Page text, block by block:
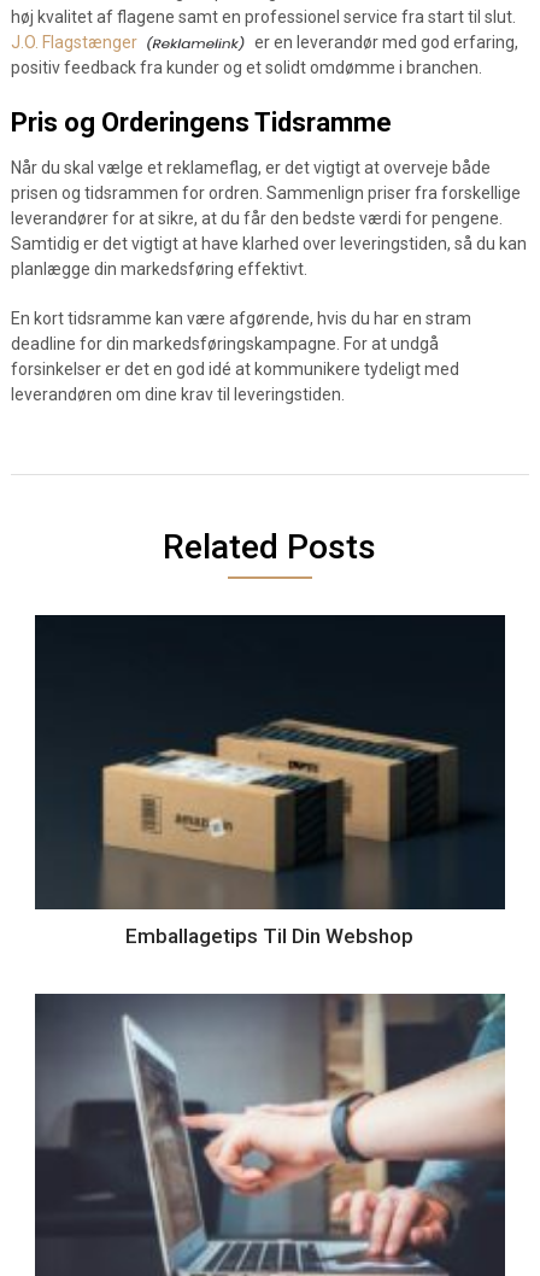
høj kvalitet af flagene samt en professionel service fra start til slut.
J.O. Flagstænger
er en leverandør med god erfaring,
positiv feedback fra kunder og et solidt omdømme i branchen.
Pris og Orderingens Tidsramme
Når du skal vælge et reklameflag, er det vigtigt at overveje både
prisen og tidsrammen for ordren. Sammenlign priser fra forskellige
leverandører for at sikre, at du får den bedste værdi for pengene.
Samtidig er det vigtigt at have klarhed over leveringstiden, så du kan
planlægge din markedsføring effektivt.
En kort tidsramme kan være afgørende, hvis du har en stram
deadline for din markedsføringskampagne. For at undgå
forsinkelser er det en god idé at kommunikere tydeligt med
leverandøren om dine krav til leveringstiden.
Related Posts
Emballagetips Til Din Webshop